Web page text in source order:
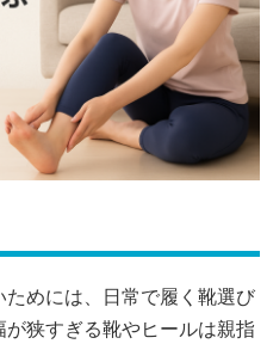
めには、日常で履く靴選び
狭すぎる靴やヒールは親指